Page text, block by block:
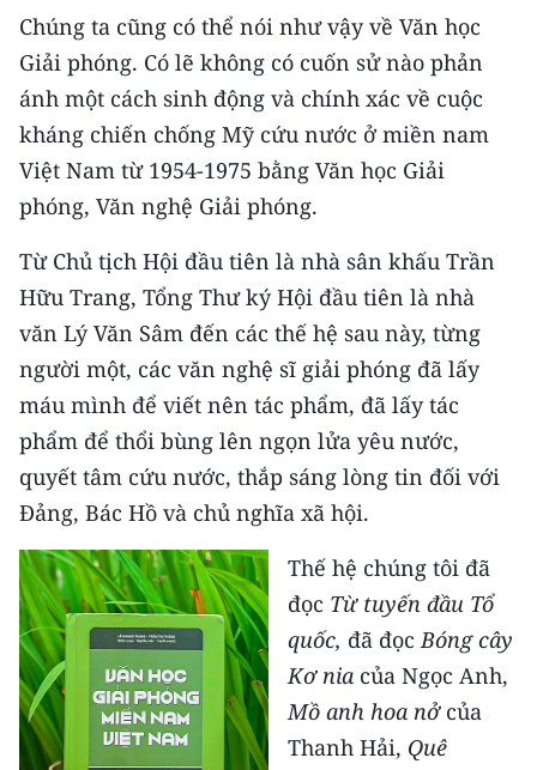
Chúng ta cũng có thể nói như vậy về Văn học
Giải phóng. Có lẽ không có cuốn sử nào phản
ánh một cách sinh động và chính xác về cuộc
kháng chiến chống Mỹ cứu nước ở miền nam
Việt Nam từ 1954-1975 bằng Văn học Giải
phóng, Văn nghệ Giải phóng.
Từ Chủ tịch Hội đầu tiên là nhà sân khấu Trần
Hữu Trang, Tổng Thư ký Hội đầu tiên là nhà
văn Lý Văn Sâm đến các thế hệ sau này, từng
người một, các văn nghệ sĩ giải phóng đã lấy
máu mình để viết nên tác phẩm, đã lấy tác
phẩm để thổi bùng lên ngọn lửa yêu nước,
quyết tâm cứu nước, thắp sáng lòng tin đối với
Đảng, Bác Hồ và chủ nghĩa xã hội.
Thế hệ chúng tôi đã
đọc Từ tuyến đầu Tổ
quốc, đã đọcBóng cây
Kơ nia của Ngọc Anh,
Mồ anh hoa nởcủa
Thanh Hải, Quê